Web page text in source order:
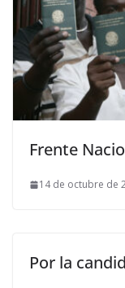
Frente
14 de octubre de
Por la